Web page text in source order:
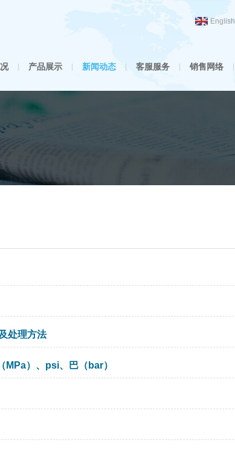
English
产品展示 新闻动态 客服服务 销售网络
处理方法
MPa）、psi、巴（bar）